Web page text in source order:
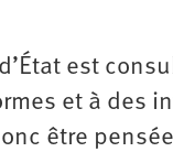
est
et à
être